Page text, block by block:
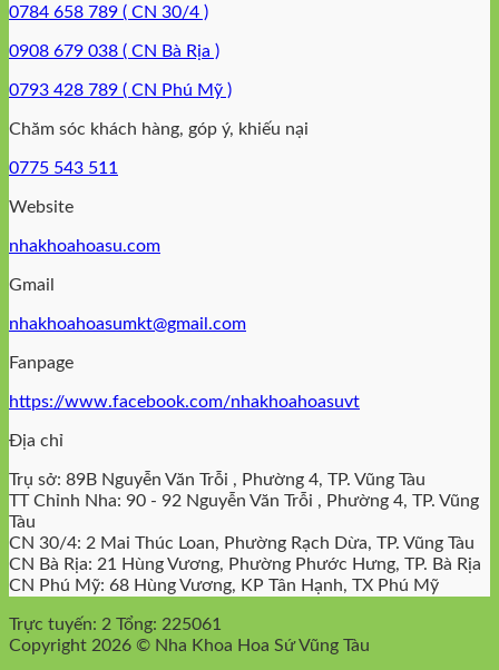
0784 658 789 ( CN 30/4 )
0908 679 038 ( CN Bà Rịa )
0793 428 789 ( CN Phú Mỹ )
Chăm sóc khách hàng, góp ý, khiếu nại
0775 543 511
Website
nhakhoahoasu.com
Gmail
nhakhoahoasumkt@gmail.com
Fanpage
https://www.facebook.com/nhakhoahoasuvt
Địa chỉ
Trụ sở: 89B Nguyễn Văn Trỗi , Phường 4, TP. Vũng Tàu
TT Chỉnh Nha: 90 - 92 Nguyễn Văn Trỗi , Phường 4, TP. Vũng
Tàu
CN 30/4: 2 Mai Thúc Loan, Phường Rạch Dừa, TP. Vũng Tàu
CN Bà Rịa: 21 Hùng Vương, Phường Phước Hưng, TP. Bà Rịa
CN Phú Mỹ: 68 Hùng Vương, KP Tân Hạnh, TX Phú Mỹ
Trực tuyến: 2 Tổng: 225061
Copyright 2026 © Nha Khoa Hoa Sứ Vũng Tàu